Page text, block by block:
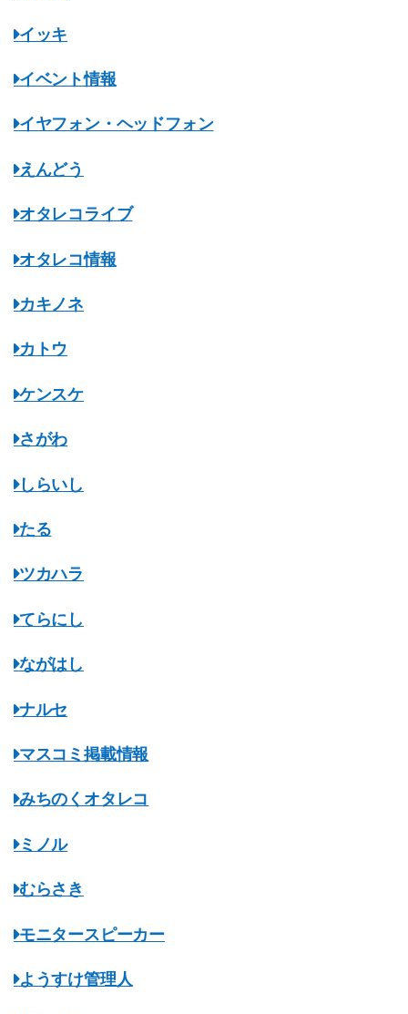
イッキ
イベント情報
イヤフォン・ヘッドフォン
えんどう
オタレコライブ
オタレコ情報
カキノネ
カトウ
ケンスケ
さがわ
しらいし
たる
ツカハラ
てらにし
ながはし
ナルセ
マスコミ掲載情報
みちのくオタレコ
ミノル
むらさき
モニタースピーカー
ようすけ管理人